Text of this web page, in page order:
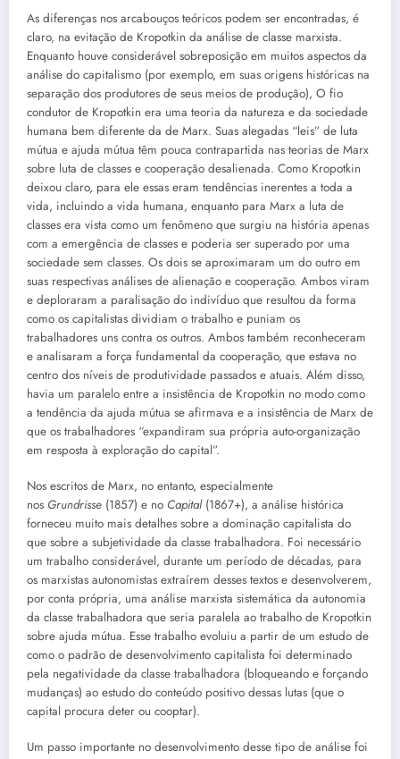
As diferenças nos arcabouços teóricos podem ser encontradas, é
claro, na evitação de Kropotkin da análise de classe marxista.
Enquanto houve considerável sobreposição em muitos aspectos da
análise do capitalismo (por exemplo, em suas origens históricas na
separação dos produtores de seus meios de produção), O fio
condutor de Kropotkin era uma teoria da natureza e da sociedade
humana bem diferente da de Marx. Suas alegadas “leis” de luta
mútua e ajuda mútua têm pouca contrapartida nas teorias de Marx
sobre luta de classes e cooperação desalienada. Como Kropotkin
deixou claro, para ele essas eram tendências inerentes a toda a
vida, incluindo a vida humana, enquanto para Marx a luta de
classes era vista como um fenômeno que surgiu na história apenas
com a emergência de classes e poderia ser superado por uma
sociedade sem classes. Os dois se aproximaram um do outro em
suas respectivas análises de alienação e cooperação. Ambos viram
e deploraram a paralisação do indivíduo que resultou da forma
como os capitalistas dividiam o trabalho e puniam os
trabalhadores uns contra os outros. Ambos também reconheceram
e analisaram a força fundamental da cooperação, que estava no
centro dos níveis de produtividade passados e atuais. Além disso,
havia um paralelo entre a insistência de Kropotkin no modo como
a tendência da ajuda mútua se afirmava e a insistência de Marx de
que os trabalhadores “expandiram sua própria auto-organização
em resposta à exploração do capital”.
Nos escritos de Marx, no entanto, especialmente
nos Grundrisse (1857) e no Capital(1867+), a análise histórica
forneceu muito mais detalhes sobre a dominação capitalista do
que sobre a subjetividade da classe trabalhadora. Foi necessário
um trabalho considerável, durante um período de décadas, para
os marxistas autonomistas extraírem desses textos e desenvolverem,
por conta própria, uma análise marxista sistemática da autonomia
da classe trabalhadora que seria paralela ao trabalho de Kropotkin
sobre ajuda mútua. Esse trabalho evoluiu a partir de um estudo de
como o padrão de desenvolvimento capitalista foi determinado
pela negatividade da classe trabalhadora (bloqueando e forçando
mudanças) ao estudo do conteúdo positivo dessas lutas (que o
capital procura deter ou cooptar).
Um passo importante no desenvolvimento desse tipo de análise foi